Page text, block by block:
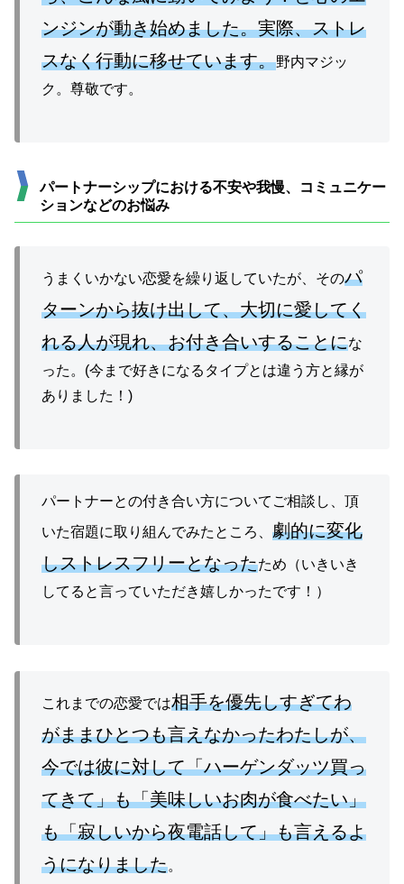
ンジンが動き始めました。実際、ストレ
スなく行動に移せています。野内マジッ
ク。尊敬です。
パートナーシップにおける不安や我慢、コミュニケー
ションなどのお悩み
うまくいかない恋愛を繰り返していたが、そのパ
ターンから抜け出して、大切に愛してく
れる人が現れ、お付き合いすることにな
った。(今まで好きになるタイプとは違う方と縁が
ありました！)
パートナーとの付き合い方についてご相談し、頂
いた宿題に取り組んでみたところ、 劇的に変化
しストレスフリーとなったため（いきいき
してると言っていただき嬉しかったです！）
これまでの恋愛では相手を優先しすぎてわ
がままひとつも言えなかったわたしが、
今では彼に対して「ハーゲンダッツ買っ
てきて」も「美味しいお肉が食べたい」
も「寂しいから夜電話して」も言えるよ
うになりました。